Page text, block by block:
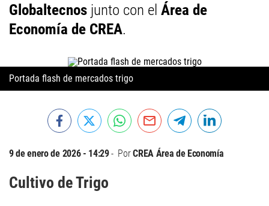
Globaltecnos junto con el Área de
Economía de CREA.
Portada flash de mercados trigo
9 de enero de 2026 - 14:29 PorCREA Área de Economía
Cultivo de Trigo